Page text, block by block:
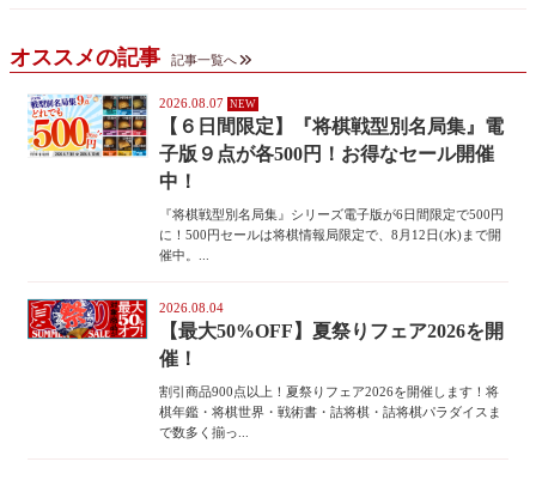
オススメの記事 記事一覧へ
2026.08.07
【６日間限定】『将棋戦型別名局集』電
子版９点が各500円！お得なセール開催
中！
『将棋戦型別名局集』シリーズ電子版が6日間限定で500円
に！500円セールは将棋情報局限定で、8月12日(水)まで開
催中。...
2026.08.04
【最大50%OFF】夏祭りフェア2026を開
催！
割引商品900点以上！夏祭りフェア2026を開催します！将
棋年鑑・将棋世界・戦術書・詰将棋・詰将棋パラダイスま
で数多く揃っ...